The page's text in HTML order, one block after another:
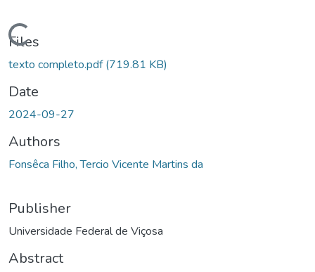
Files
texto completo.pdf(719.81 KB)
Date
2024-09-27
Authors
Fonsêca Filho, Tercio Vicente Martins da
Publisher
Universidade Federal de Viçosa
Abstract